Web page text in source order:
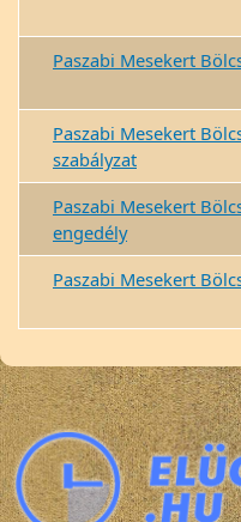
Paszabi Mesekert
Paszabi Mesekert
szabályzat
Paszabi Mesekert
engedély
Paszabi Mesekert